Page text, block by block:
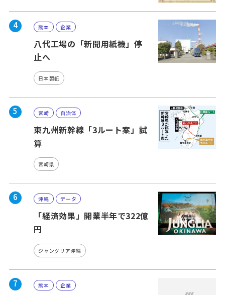
4 熊本 企業
八代工場の「新聞用紙機」停
止へ
日本製紙
5 宮崎 自治体
東九州新幹線「3ルート案」試
算
宮崎県
6 沖縄 データ
「経済効果」開業半年で322億
円
ジャングリア沖縄
7 熊本 企業